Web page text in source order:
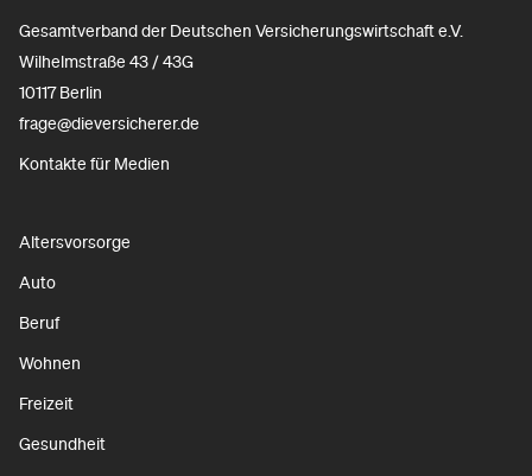
Gesamtverband der Deutschen Versicherungswirtschaft e.V.
Wilhelmstraße 43 / 43G
10117 Berlin
frage@dieversicherer.de
Kontakte für Medien
Altersvorsorge
Auto
Beruf
Wohnen
Freizeit
Gesundheit